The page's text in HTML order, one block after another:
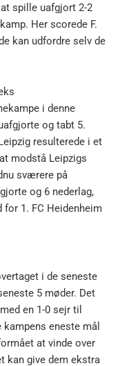
spille uafgjort 2-2
Her scorede F.
kan udfordre selv de
i denne
og tabt 5.
resulterede i et
modstå Leipzigs
sværere på
og 6 nederlag,
for 1. FC Heidenheim
i de seneste
5 møder. Det
en 1-0 sejr til
kampens eneste mål
at vinde over
kan give dem ekstra